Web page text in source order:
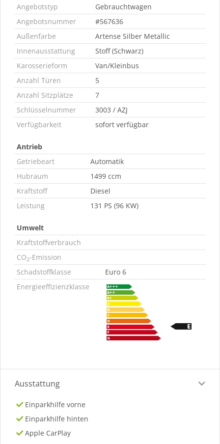
Angebotstyp
Gebrauchtwagen
Angebotsnummer
#567636
Außenfarbe
Artense Silber Metallic
Innenausstattung
Stoff (Schwarz)
Karosserieform
Van/Kleinbus
Anzahl Türen
5
Anzahl Sitzplätze
7
Schlüsselnummer
3003 / AZJ
Verfügbarkeit
sofort verfügbar
Antrieb
Getriebeart
Automatik
Hubraum
1499 ccm
Kraftstoff
Diesel
Leistung
131 PS (96 KW)
Umwelt
Kraftstoffverbrauch
CO2-Emission
Schadstoffklasse
Euro 6
Energieeffizienzklasse
Ausstattung
Einparkhilfe vorne
Einparkhilfe hinten
Apple CarPlay